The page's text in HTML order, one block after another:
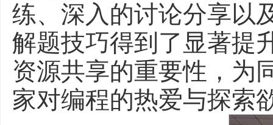
练、深入的讨论分享以
解题技巧得到了显著提
资源共享的重要性，为
家对编程的热爱与探索